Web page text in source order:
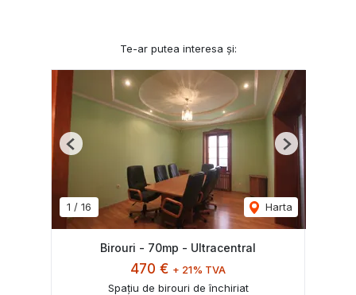
Te-ar putea interesa și:
1 / 16 Harta
Previous Next
Birouri - 70mp - Ultracentral
470 € + 21% TVA
Spațiu de birouri de închiriat